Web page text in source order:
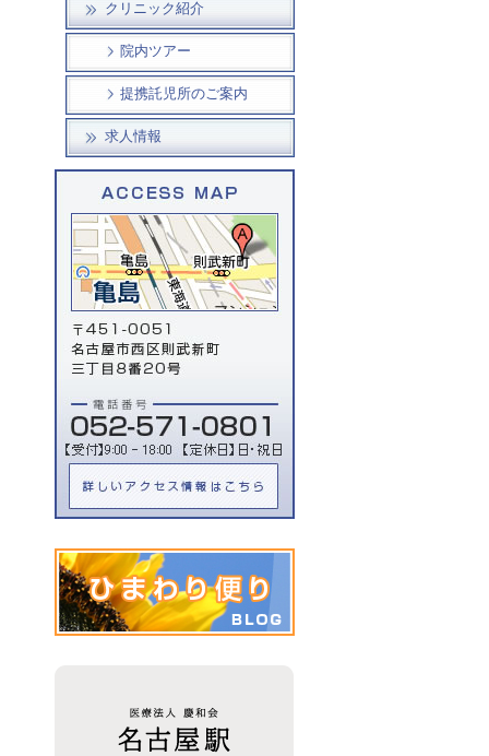
クリニック紹介
院内ツアー
提携託児所のご案内
求人情報